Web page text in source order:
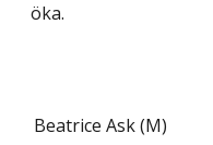
öka.
Beatrice Ask (M)